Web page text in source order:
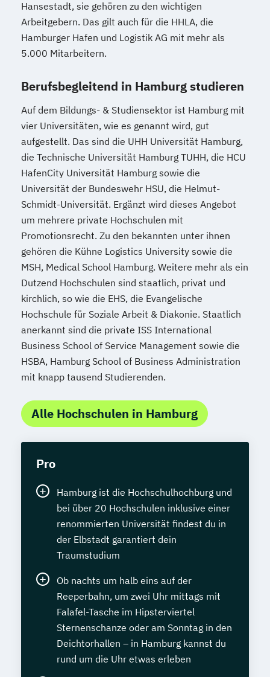
Hansestadt, sie gehören zu den wichtigen
Arbeitgebern. Das gilt auch für die HHLA, die
Hamburger Hafen und Logistik AG mit mehr als
5.000 Mitarbeitern.
Berufsbegleitend in Hamburg studieren
Auf dem Bildungs- & Studiensektor ist Hamburg mit
vier Universitäten, wie es genannt wird, gut
aufgestellt. Das sind die UHH Universität Hamburg,
die Technische Universität Hamburg TUHH, die HCU
HafenCity Universität Hamburg sowie die
Universität der Bundeswehr HSU, die Helmut-
Schmidt-Universität. Ergänzt wird dieses Angebot
um mehrere private Hochschulen mit
Promotionsrecht. Zu den bekannten unter ihnen
gehören die Kühne Logistics University sowie die
MSH, Medical School Hamburg. Weitere mehr als ein
Dutzend Hochschulen sind staatlich, privat und
kirchlich, so wie die EHS, die Evangelische
Hochschule für Soziale Arbeit & Diakonie. Staatlich
anerkannt sind die private ISS International
Business School of Service Management sowie die
HSBA, Hamburg School of Business Administration
mit knapp tausend Studierenden.
Alle Hochschulen in Hamburg
Pro
Hamburg ist die Hochschulhochburg und
bei über 20 Hochschulen inklusive einer
renommierten Universität findest du in
der Elbstadt garantiert dein
Traumstudium
Ob nachts um halb eins auf der
Reeperbahn, um zwei Uhr mittags mit
Falafel-Tasche im Hipsterviertel
Sternenschanze oder am Sonntag in den
Deichtorhallen – in Hamburg kannst du
rund um die Uhr etwas erleben